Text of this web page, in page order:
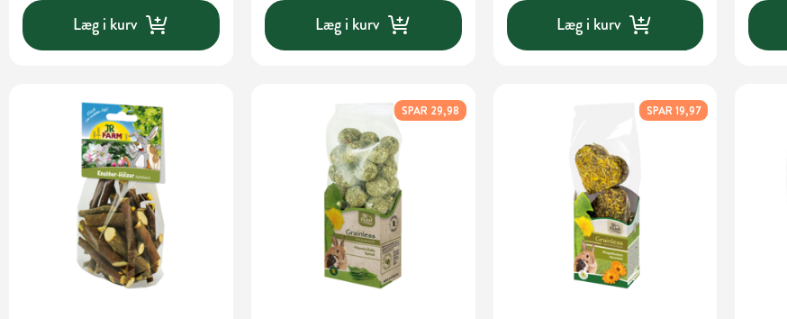
Læg i kurv Læg i kurv Læg i kurv
SPAR 29,98 SPAR 19,97